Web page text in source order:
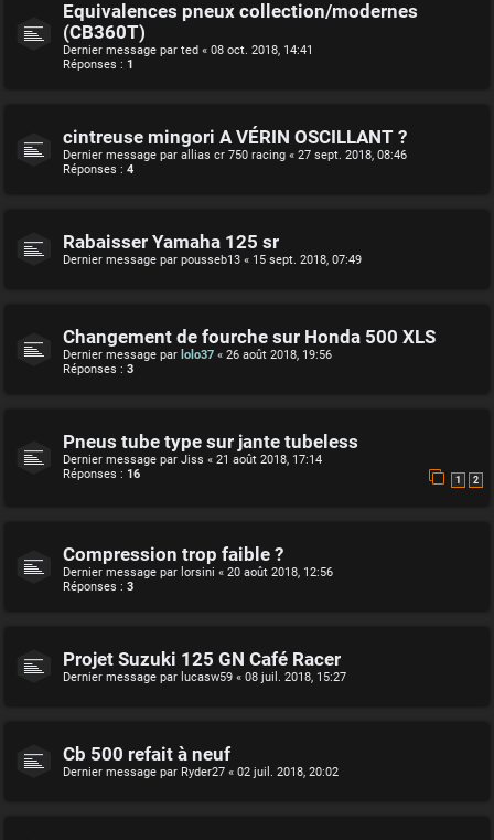
Equivalences pneux collection/modernes
(CB360T)
Dernier message par ted « 08 oct. 2018, 14:41
Réponses : 1
cintreuse mingori A VÉRIN OSCILLANT ?
Dernier message par allias cr 750 racing « 27 sept. 2018, 08:46
Réponses : 4
Rabaisser Yamaha 125 sr
Dernier message par pousseb13 « 15 sept. 2018, 07:49
Changement de fourche sur Honda 500 XLS
Dernier message par lolo37 « 26 août 2018, 19:56
Réponses : 3
Pneus tube type sur jante tubeless
Dernier message par Jiss « 21 août 2018, 17:14
Réponses : 16 1 2
Compression trop faible ?
Dernier message par lorsini « 20 août 2018, 12:56
Réponses : 3
Projet Suzuki 125 GN Café Racer
Dernier message par lucasw59 « 08 juil. 2018, 15:27
Cb 500 refait à neuf
Dernier message par Ryder27 « 02 juil. 2018, 20:02